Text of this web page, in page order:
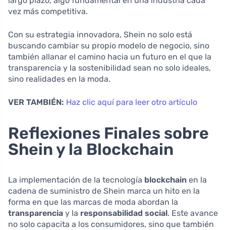
vez más competitiva.
Con su estrategia innovadora, Shein no solo está
buscando cambiar su propio modelo de negocio, sino
también allanar el camino hacia un futuro en el que la
transparencia y la sostenibilidad sean no solo ideales,
sino realidades en la moda.
VER TAMBIÉN: Haz clic aquí para leer otro artículo
Reflexiones Finales sobre
Shein y la Blockchain
La implementación de la tecnología blockchain en la
cadena de suministro de Shein marca un hito en la
forma en que las marcas de moda abordan la
transparencia y la responsabilidad social. Este avance
no solo capacita a los consumidores, sino que también